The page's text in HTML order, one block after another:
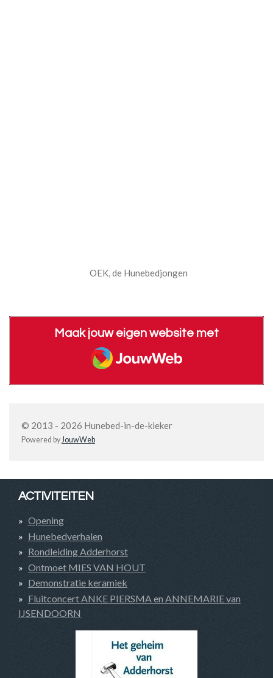
OEK, de Hunebedjongen
Maak jouw eigen website met
JouwWeb
© 2013 - 2026 Hunebed-in-de-kieker
Powered byJouwWeb
ACTIVITEITEN
Opening
Hunebedverhalen
Rondleiding Adderhorst
Ontmoet MIES VAN HOUT
Demonstratie keramiek
Fluitconcert ANKE PIERSMA en ANNEMARIE van
IJSENDOORN